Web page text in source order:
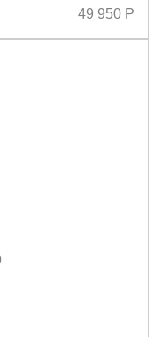
49 950 Р